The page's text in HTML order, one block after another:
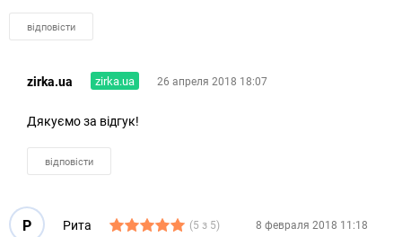
відповісти
zirka.ua zirka.ua 26 апреля 2018 18:07
Дякуємо за відгук!
відповісти
Р Рита (5 з 5) 8 февраля 2018 11:18